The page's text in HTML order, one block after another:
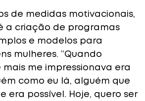
de medidas motivacionais,
a criação de programas
e modelos para
mulheres. “Quando
mais me impressionava era
como eu lá, alguém que
era possível. Hoje, quero ser